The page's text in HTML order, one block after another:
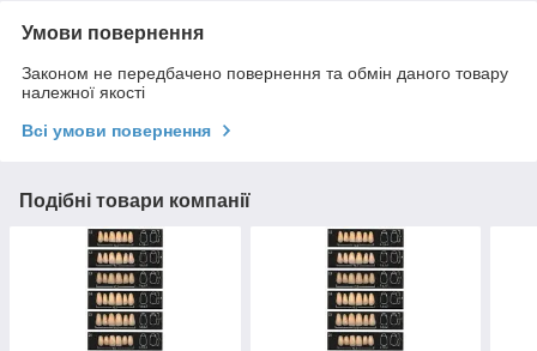
Умови повернення
Законом не передбачено повернення та обмін даного товару
належної якості
Всі умови повернення
Подібні товари компанії